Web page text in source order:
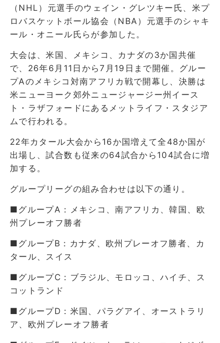
（NHL）元選手のウェイン・グレツキー氏、米プ
ロバスケットボール協会（NBA）元選手のシャキ
ール・オニール氏らが参加した。
大会は、米国、メキシコ、カナダの3か国共催
で、26年6月11日から7月19日まで開催。グルー
プAのメキシコ対南アフリカ戦で開幕し、決勝は
米ニューヨーク郊外ニュージャージー州イース
ト・ラザフォードにあるメットライフ・スタジア
ムで行われる。
22年カタール大会から16か国増えて全48か国が
出場し、試合数も従来の64試合から104試合に増
加する。
グループリーグの組み合わせは以下の通り。
■グループA：メキシコ、南アフリカ、韓国、欧
州プレーオフ勝者
■グループB：カナダ、欧州プレーオフ勝者、カ
タール、スイス
■グループC：ブラジル、モロッコ、ハイチ、ス
コットランド
■グループD：米国、パラグアイ、オーストラリ
ア、欧州プレーオフ勝者